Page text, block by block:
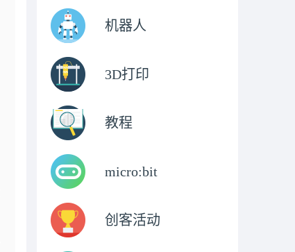
机器人
3D打印
教程
micro:bit
创客活动